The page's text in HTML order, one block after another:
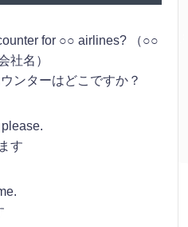
for ○○ airlines? （○○
社名）
ンターはどこですか？
す